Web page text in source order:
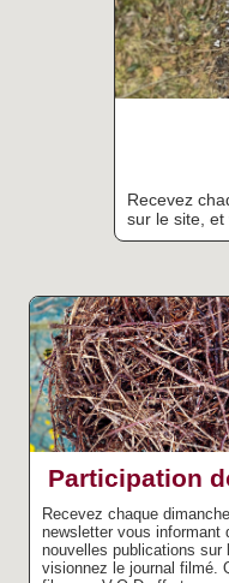
Recevez
sur le site, et
Participation
Recevez chaque
newsletter vous informant
nouvelles publications sur
visionnez le journal filmé.